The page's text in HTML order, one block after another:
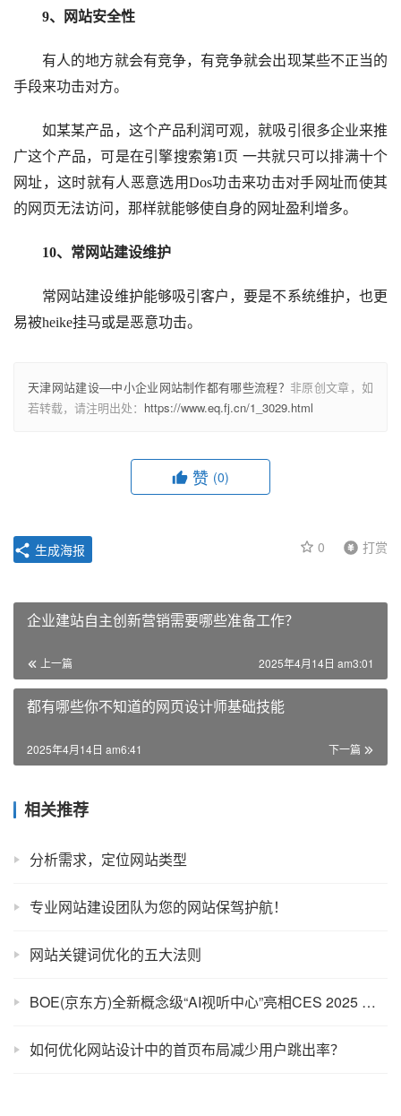
9、网站安全性
有人的地方就会有竞争，有竞争就会出现某些不正当的
手段来功击对方。
如某某产品，这个产品利润可观，就吸引很多企业来推
广这个产品，可是在引擎搜索第1页 一共就只可以排满十个
网址，这时就有人恶意选用Dos功击来功击对手网址而使其
的网页无法访问，那样就能够使自身的网址盈利增多。
10、常网站建设维护
常网站建设维护能够吸引客户，要是不系统维护，也更
易被heike挂马或是恶意功击。
天津网站建设—中小企业网站制作都有哪些流程？非原创文章，如
若转载，请注明出处： https://www.eq.fj.cn/1_3029.html
赞 (0)
0 打赏
生成海报
企业建站自主创新营销需要哪些准备工作？
上一篇 2025年4月14日 am3:01
都有哪些你不知道的网页设计师基础技能
下一篇
2025年4月14日 am6:41
相关推荐
分析需求，定位网站类型
专业网站建设团队为您的网站保驾护航！
网站关键词优化的五大法则
BOE(京东方)全新概念级“AI视听中心”亮相CES 2025 携手高通引领智慧家居娱乐新图景
如何优化网站设计中的首页布局减少用户跳出率？